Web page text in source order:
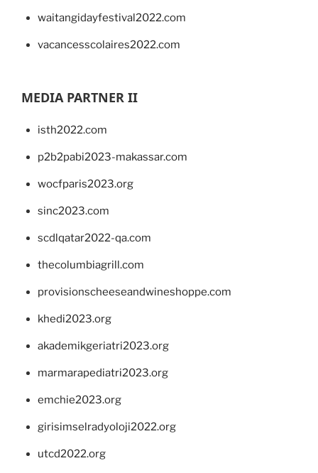
waitangidayfestival2022.com
vacancesscolaires2022.com
MEDIA PARTNER II
isth2022.com
p2b2pabi2023-makassar.com
wocfparis2023.org
sinc2023.com
scdlqatar2022-qa.com
thecolumbiagrill.com
provisionscheeseandwineshoppe.com
khedi2023.org
akademikgeriatri2023.org
marmarapediatri2023.org
emchie2023.org
girisimselradyoloji2022.org
utcd2022.org